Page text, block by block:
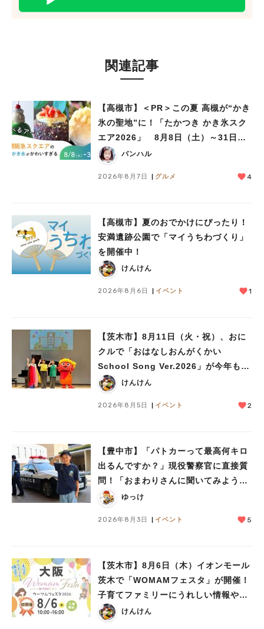
関連記事
【高槻市】＜PR＞この夏 高槻が“かき
氷の聖地”に！「たかつき かき氷スク
エア2026」 8月8日（土）～31日
（月）バンハル
2026年8月7日 グルメ 4
【高槻市】夏のおでかけにぴったり！
安満遺跡公園で「マイうちわづくり」
を開催中！
けんけん
2026年8月6日 イベント 1
【茨木市】8月11日（火・祝）、おに
クルで「おはなしおんがくかい
School Song Ver.2026」が今年も開
催！テーマは「学校」♪
けんけん
2026年8月5日 イベント 2
【豊中市】「パトカーって最高何キロ
出るんですか？」現役警察官に直接質
問！「おまわりさんに聞いてみよう」
に参加しました
ゆっけ
2026年8月3日 イベント 5
【茨木市】8月6日（木）イオンモール
茨木で「WOMAMフェスタ」が開催！
子育てファミリーにうれしい情報やプ
レゼントがいっぱい♪
けんけん
#あなたはどっち？